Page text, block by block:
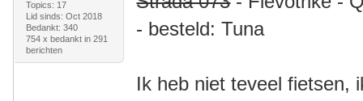
Topics: 17
Lid sinds: Oct 2018
Bedankt: 340
754 x bedankt in 291
berichten
- besteld: Tuna
Ik heb niet teveel fietsen,